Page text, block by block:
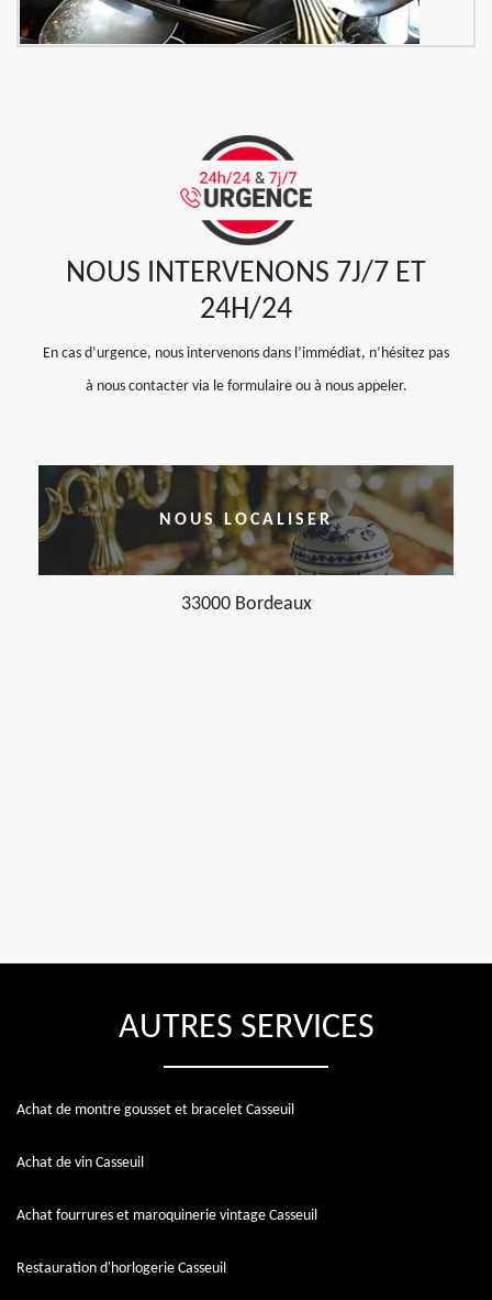
NOUS INTERVENONS 7J/7 ET
24H/24
En cas d’urgence, nous intervenons dans l’immédiat, n’hésitez pas
à nous contacter via le formulaire ou à nous appeler.
NOUS LOCALISER
33000 Bordeaux
AUTRES SERVICES
Achat de montre gousset et bracelet Casseuil
Achat de vin Casseuil
Achat fourrures et maroquinerie vintage Casseuil
Restauration d'horlogerie Casseuil